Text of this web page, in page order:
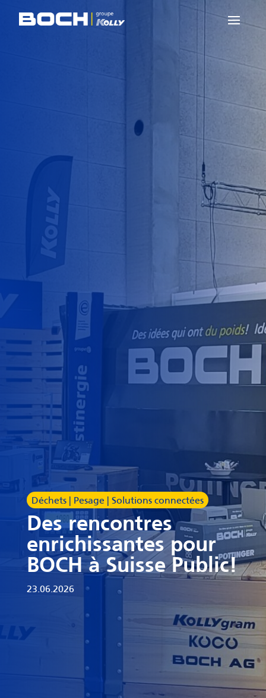
Déchets | Pesage | Solutions connectées
Des rencontres
enrichissantes pour
BOCH à Suisse Public!
23.06.2026